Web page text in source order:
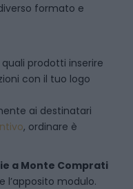
formato e
prodotti inserire
con il tuo logo
ai destinatari
, ordinare è
a Monte Comprati
modulo.